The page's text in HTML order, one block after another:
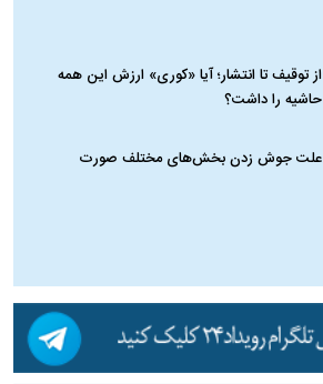
از توقیف تا انتشار؛ آیا «کوری» ارزش این همه
حاشیه را داشت؟
علت جوش زدن بخش‌های مختلف صورت